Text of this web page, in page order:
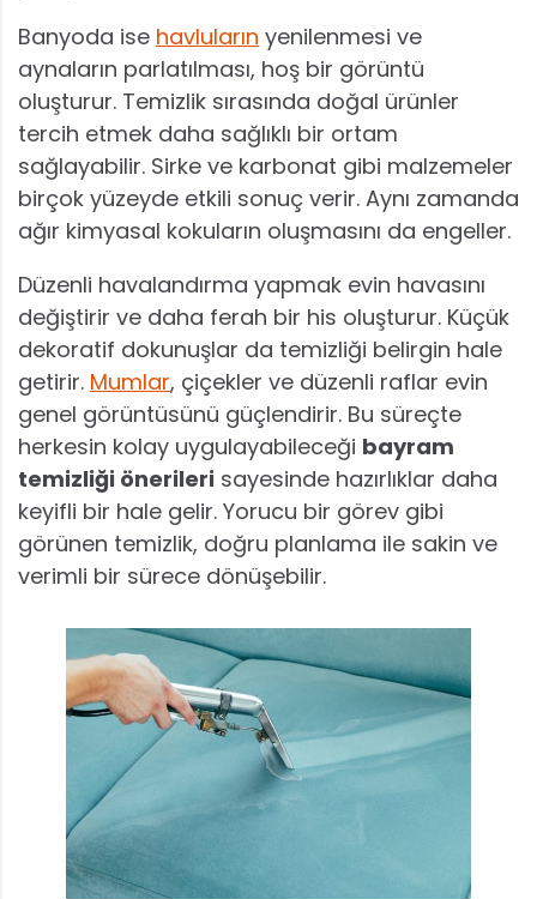
Banyoda ise havluların yenilenmesi ve
aynaların parlatılması, hoş bir görüntü
oluşturur. Temizlik sırasında doğal ürünler
tercih etmek daha sağlıklı bir ortam
sağlayabilir. Sirke ve karbonat gibi malzemeler
birçok yüzeyde etkili sonuç verir. Aynı zamanda
ağır kimyasal kokuların oluşmasını da engeller.
Düzenli havalandırma yapmak evin havasını
değiştirir ve daha ferah bir his oluşturur. Küçük
dekoratif dokunuşlar da temizliği belirgin hale
getirir. Mumlar, çiçekler ve düzenli raflar evin
genel görüntüsünü güçlendirir. Bu süreçte
herkesin kolay uygulayabileceği bayram
temizliği önerileri sayesinde hazırlıklar daha
keyifli bir hale gelir. Yorucu bir görev gibi
görünen temizlik, doğru planlama ile sakin ve
verimli bir sürece dönüşebilir.